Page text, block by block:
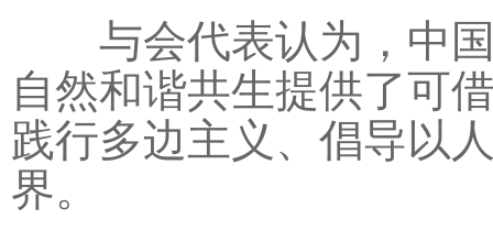
与会代表认为，中国
自然和谐共生提供了可
践行多边主义、倡导以
界。